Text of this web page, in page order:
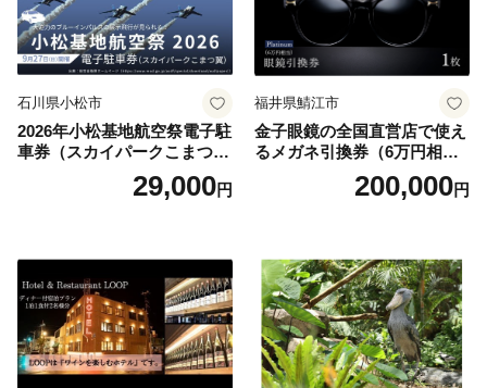
石川県小松市
2026年小松基地航空祭電子駐
車券（スカイパークこまつ
翼） 駐車場 シャトルバスの
りばすぐ 石川県 小松市
29,000円
福井県鯖江市
金子眼鏡の全国直営店で使え
るメガネ引換券（6万円相
当） Platinum200,000円